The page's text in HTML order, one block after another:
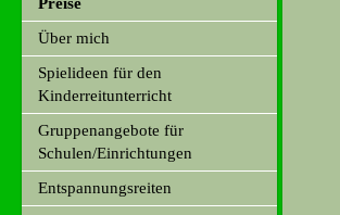
Über mich
Spielideen für den
Kinderreitunterricht
Gruppenangebote für
Schulen/Einrichtungen
Entspannungsreiten